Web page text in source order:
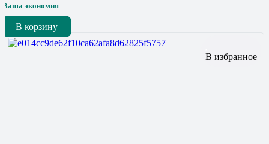
Ваша экономия
В корзину
В избранное